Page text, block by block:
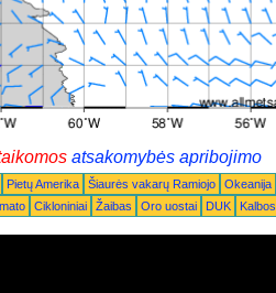
atsakomybės apribojimo
Pietų Amerika Šiaurės vakarų Ramiojo Okeanija
Cikloniniai Žaibas Oro uostai DUK Kalbos